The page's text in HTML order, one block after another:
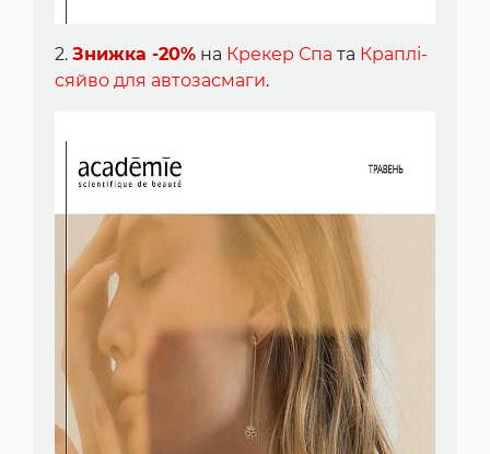
2. Знижка -20% на Крекер Спа та Краплі-
сяйво для автозасмаги.